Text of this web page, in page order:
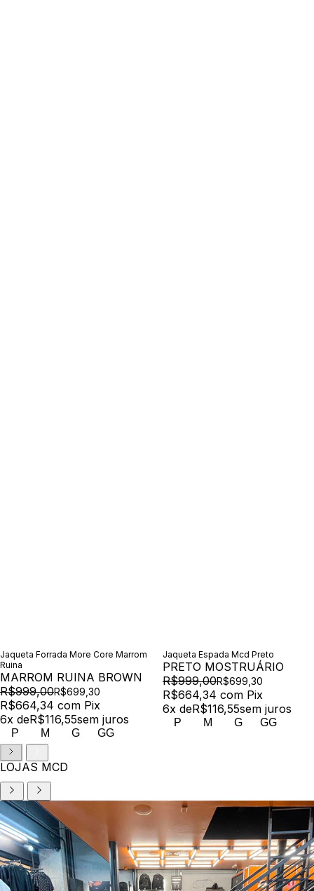
Jaqueta Forrada More Core Marrom
Ruina
MARROM RUINA BROWN
R$999,00R$699,30
R$664,34 com Pix
6x deR$116,55sem juros
P M G GG
Jaqueta Espada Mcd Preto
PRETO MOSTRUÁRIO
R$999,00R$699,30
R$664,34 com Pix
6x deR$116,55sem juros
P M G GG
LOJAS MCD